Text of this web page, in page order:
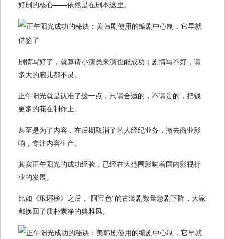
好剧的核心——依然是在剧本这里。
剧情写好了，就算请小演员来演也能成功；剧情写不好，请
多大的腕儿都不灵。
正午阳光就是认准了这一点，只请合适的，不请贵的，把钱
更多的花在制作上。
甚至是为了内容，在后期取消了艺人经纪业务，撇去商业影
响，专注内容生产。
其实正午阳光的成功经验，已经在大范围影响着国内影视行
业的发展。
比如《琅琊榜》之后，“阿宝色”的古装剧数量急剧下降，大家
都换回了质朴素净的典雅风。